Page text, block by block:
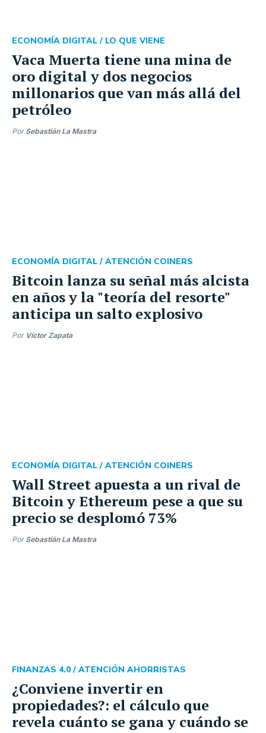
Vaca Muerta tiene una mina de
oro digital y dos negocios
millonarios que van más allá del
petróleo
ECONOMÍA DIGITAL / LO QUE VIENE
Por Sebastián La Mastra
Bitcoin lanza su señal más alcista
en años y la "teoría del resorte"
anticipa un salto explosivo
ECONOMÍA DIGITAL / ATENCIÓN COINERS
Por Víctor Zapata
Wall Street apuesta a un rival de
Bitcoin y Ethereum pese a que su
precio se desplomó 73%
ECONOMÍA DIGITAL / ATENCIÓN COINERS
Por Sebastián La Mastra
¿Conviene invertir en
propiedades?: el cálculo que
revela cuánto se gana y cuándo se
FINANZAS 4.0 / ATENCIÓN AHORRISTAS